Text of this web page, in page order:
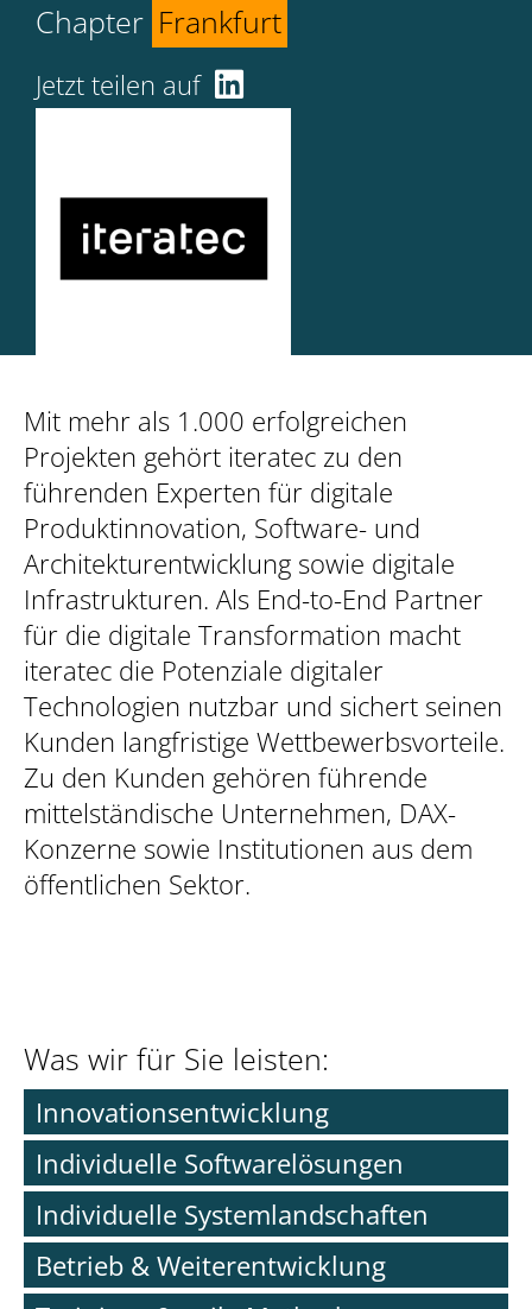
Chapter Frankfurt
Jetzt teilen auf
Mit mehr als 1.000 erfolgreichen
Projekten gehört iteratec zu den
führenden Experten für digitale
Produktinnovation, Software- und
Architekturentwicklung sowie digitale
Infrastrukturen. Als End-to-End Partner
für die digitale Transformation macht
iteratec die Potenziale digitaler
Technologien nutzbar und sichert seinen
Kunden langfristige Wettbewerbsvorteile.
Zu den Kunden gehören führende
mittelständische Unternehmen, DAX-
Konzerne sowie Institutionen aus dem
öffentlichen Sektor.
Was wir für Sie leisten:
Innovationsentwicklung
Individuelle Softwarelösungen
Individuelle Systemlandschaften
Betrieb & Weiterentwicklung